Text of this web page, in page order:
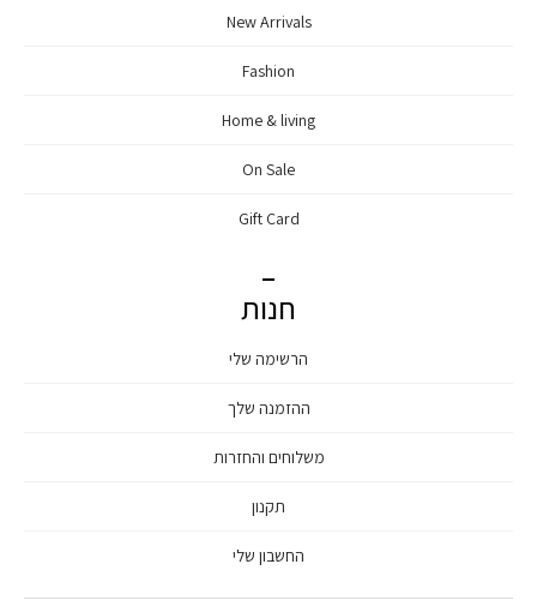
New Arrivals
Fashion
Home & living
On Sale
Gift Card
חנות
הרשימה שלי
ההזמנה שלך
משלוחים והחזרות
תקנון
החשבון שלי